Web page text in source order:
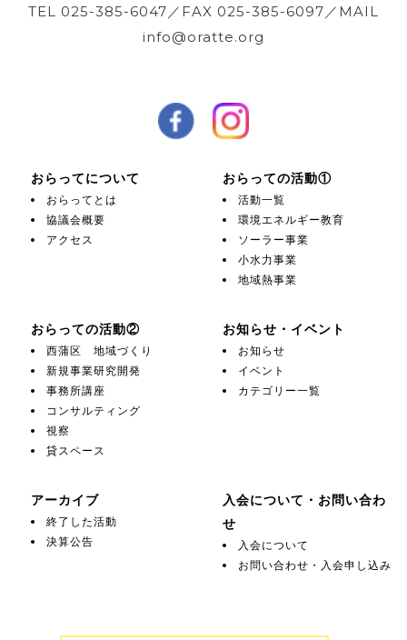
TEL 025-385-6047／FAX 025-385-6097／MAIL
info@oratte.org
おらってについて
おらってとは
協議会概要
アクセス
おらっての活動①
活動一覧
環境エネルギー教育
ソーラー事業
小水力事業
地域熱事業
おらっての活動②
西蒲区 地域づくり
新規事業研究開発
事務所講座
コンサルティング
視察
貸スペース
お知らせ・イベント
お知らせ
イベント
カテゴリー一覧
アーカイブ
終了した活動
決算公告
入会について・お問い合わ
せ
入会について
お問い合わせ・入会申し込み